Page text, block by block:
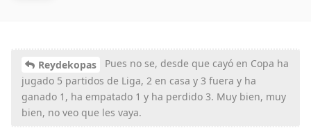
Reydekopas
Pues no se, desde que cayó en Copa ha
jugado 5 partidos de Liga, 2 en casa y 3 fuera y ha
ganado 1, ha empatado 1 y ha perdido 3. Muy bien, muy
bien, no veo que les vaya.